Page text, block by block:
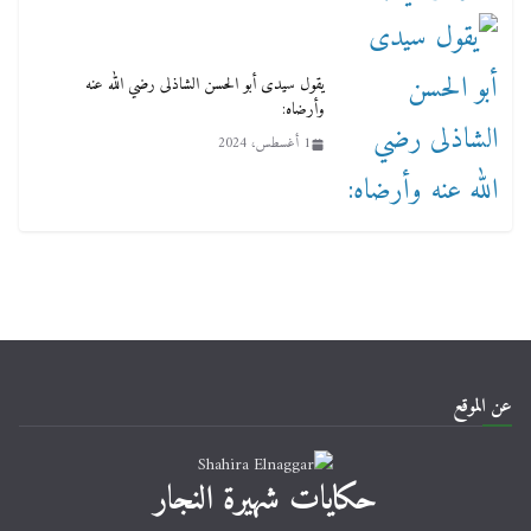
يقول سيدى أبو الحسن الشاذلى رضي الله عنه
وأرضاه:
1 أغسطس، 2024
عن الموقع
حكايات شهيرة النجار